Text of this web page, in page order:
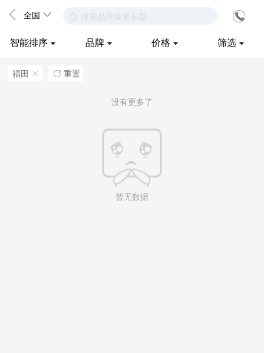
全国 搜索品牌或者车型
智能排序 品牌 价格 筛选
福田 ဆ  重置
没有更多了